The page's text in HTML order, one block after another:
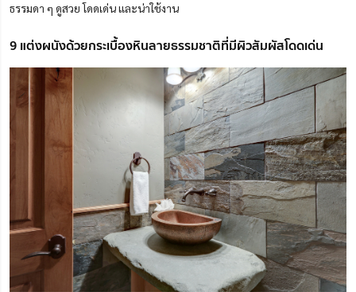
ธรรมดา ๆ ดูสวย โดดเด่น และน่าใช้งาน
9 แต่งผนังด้วยกระเบื้องหินลายธรรมชาติที่มีผิวสัมผัสโดดเด่น